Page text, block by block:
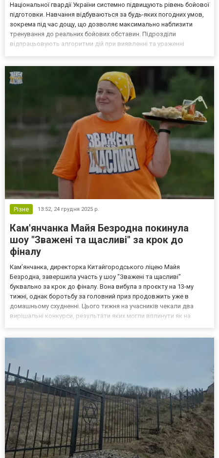
Національної гвардії України системно підвищують рівень бойової
підготовки. Навчання відбуваються за будь-яких погодних умов,
зокрема під час дощу, що дозволяє максимально наблизити
тренування до реальних бойових обставин. Підрозділи
відпрацьовують алгоритми дій при виявленні та ураженні
Різне 13:52, 24 грудня 2025 р.
Кам'янчанка Майя Безродна покинула
шоу "Зважені та щасливі" за крок до
фіналу
Кам’янчанка, директорка Китайгородського ліцею Майя
Безродна, завершила участь у шоу "Зважені та щасливі"
буквально за крок до фіналу. Вона вибула з проєкту на 13-му
тижні, однак боротьбу за головний приз продовжить уже в
домашньому схудненні. Цього тижня на учасників чекали два
вирішальні конкурси, результати яких могли вплинути як на